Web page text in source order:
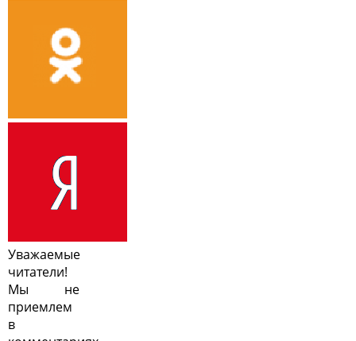
Уважаемые
читатели!
Мы не
приемлем
в